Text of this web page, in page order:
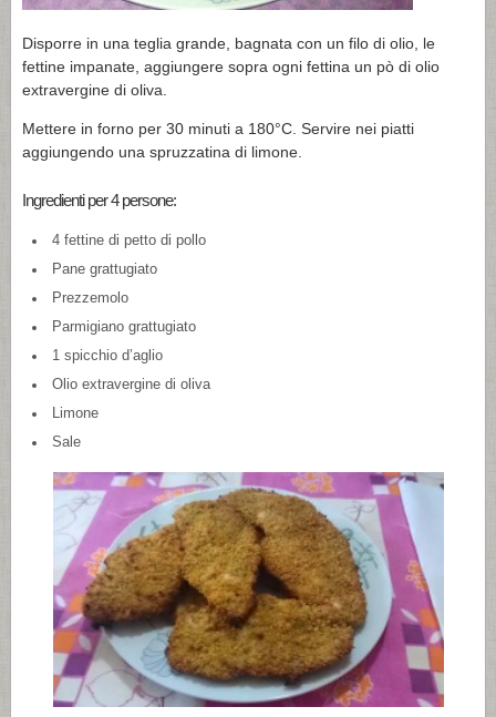
Disporre in una teglia grande, bagnata con un filo di olio, le
fettine impanate, aggiungere sopra ogni fettina un pò di olio
extravergine di oliva.
Mettere in forno per 30 minuti a 180°C. Servire nei piatti
aggiungendo una spruzzatina di limone.
Ingredienti per 4 persone:
4 fettine di petto di pollo
Pane grattugiato
Prezzemolo
Parmigiano grattugiato
1 spicchio d’aglio
Olio extravergine di oliva
Limone
Sale